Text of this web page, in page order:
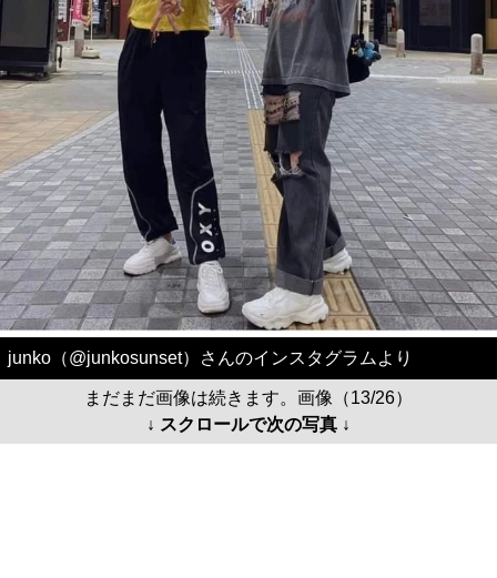
junko（@junkosunset）さんのインスタグラムより
まだまだ画像は続きます。画像（13/26）
↓ スクロールで次の写真 ↓